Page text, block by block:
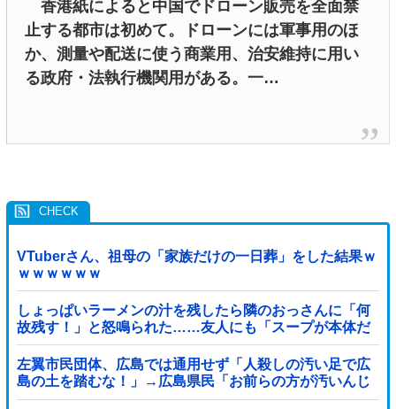
香港紙によると中国でドローン販売を全面禁
止する都市は初めて。ドローンには軍事用のほ
か、測量や配送に使う商業用、治安維持に用い
る政府・法執行機関用がある。一…
VTuberさん、祖母の「家族だけの一日葬」をした結果ｗ
ｗｗｗｗｗｗ
しょっぱいラーメンの汁を残したら隣のおっさんに「何
故残す！」と怒鳴られた……友人にも「スープが本体だ
ろあり得ない」と説教されたんだが、塩分過剰だし味の
好みは自由だろ！
左翼市民団体、広島では通用せず「人殺しの汚い足で広
島の土を踏むな！」→広島県民「お前らの方が汚いんじ
ゃ！」「ワシらが広島県民じゃ」